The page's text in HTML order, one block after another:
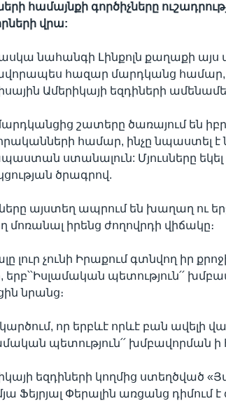
համայնքի գործիչները
վրա:
նահանգի Լինքոլն քաղաքի այս
հազար մարդկանց համար,
Ամերիկայի եզդիների
շատերը ծառայում են
համար, ինչը նպաստել
ստանալուն: Մյուսները
ծրագրով.
այստեղ ապրում են խաղաղ ու
մոռանալ իրենց ժողովրդի վիճակը։
լուր չունի Իրաքում գտնվող իր
երբ՝՝Իսլամական պետություն՛՛
նրանց։
որ երբևէ որևէ բան ավելի
պետություն՛՛ խմբավորման ի
եզդիների կողմից ստեղծված
Ֆեյրյալ Փերալին առցանց